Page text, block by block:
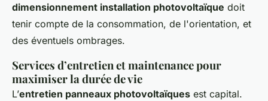
dimensionnement installation photovoltaïque doit
tenir compte de la consommation, de l'orientation, et
des éventuels ombrages.
Services d’entretien et maintenance pour
maximiser la durée de vie
L’entretien panneaux photovoltaïques est capital.